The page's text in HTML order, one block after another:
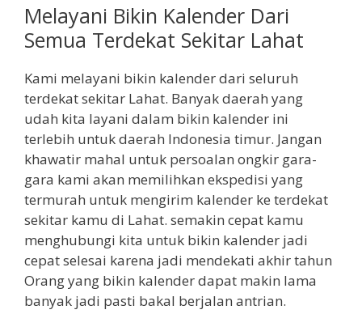
Melayani Bikin Kalender Dari
Semua Terdekat Sekitar Lahat
Kami melayani bikin kalender dari seluruh
terdekat sekitar Lahat. Banyak daerah yang
udah kita layani dalam bikin kalender ini
terlebih untuk daerah Indonesia timur. Jangan
khawatir mahal untuk persoalan ongkir gara-
gara kami akan memilihkan ekspedisi yang
termurah untuk mengirim kalender ke terdekat
sekitar kamu di Lahat. semakin cepat kamu
menghubungi kita untuk bikin kalender jadi
cepat selesai karena jadi mendekati akhir tahun
Orang yang bikin kalender dapat makin lama
banyak jadi pasti bakal berjalan antrian.